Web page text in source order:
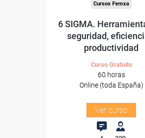
Cursos Femxa
6 SIGMA.
seguridad,
productividad
Curso Gratuito
60 horas
Online (toda España)
Ver curso